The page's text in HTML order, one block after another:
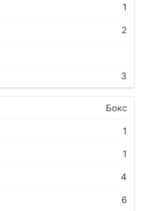
1
2
3
Бокс
1
1
4
6